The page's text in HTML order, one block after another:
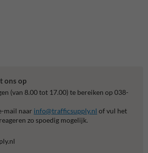
ons op
(van 8.00 tot 17.00) te bereiken op 038-
mail naar info@trafficsupply.nl of vul het
zo spoedig mogelijk.